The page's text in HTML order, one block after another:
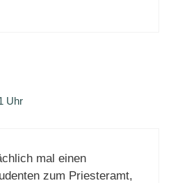
Uhr
mal einen
zum Priesteramt,